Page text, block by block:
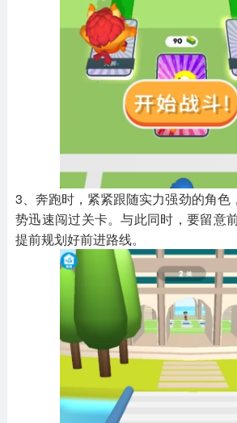
3、奔跑时，紧紧跟随实力强劲的角色
势迅速闯过关卡。与此同时，要留意前
提前规划好前进路线。